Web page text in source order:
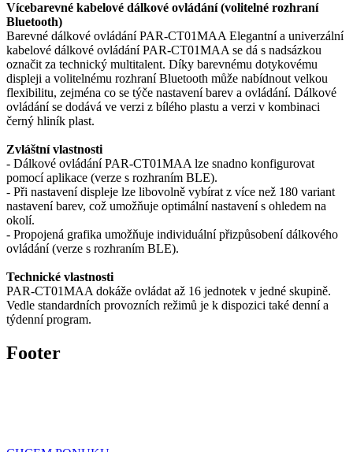
Vícebarevné kabelové dálkové ovládání (volitelné rozhraní
Bluetooth)
Barevné dálkové ovládání PAR-CT01MAA Elegantní a univerzální
kabelové dálkové ovládání PAR-CT01MAA se dá s nadsázkou
označit za technický multitalent. Díky barevnému dotykovému
displeji a volitelnému rozhraní Bluetooth může nabídnout velkou
flexibilitu, zejména co se týče nastavení barev a ovládání. Dálkové
ovládání se dodává ve verzi z bílého plastu a verzi v kombinaci
černý hliník plast.
Zvláštní vlastnosti
- Dálkové ovládání PAR-CT01MAA lze snadno konfigurovat
pomocí aplikace (verze s rozhraním BLE).
- Při nastavení displeje lze libovolně vybírat z více než 180 variant
nastavení barev, což umožňuje optimální nastavení s ohledem na
okolí.
- Propojená grafika umožňuje individuální přizpůsobení dálkového
ovládání (verze s rozhraním BLE).
Technické vlastnosti
PAR-CT01MAA dokáže ovládat až 16 jednotek v jedné skupině.
Vedle standardních provozních režimů je k dispozici také denní a
týdenní program.
Footer